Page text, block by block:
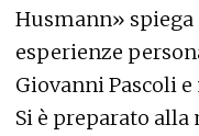
Husmann»
esperienze
Giovanni Pascoli
Si è preparato